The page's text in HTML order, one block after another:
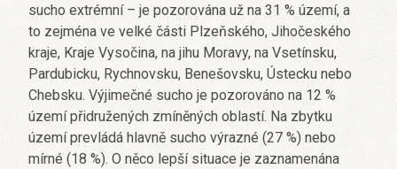
sucho extrémní – je pozorována už na 31 % území, a
to zejména ve velké části Plzeňského, Jihočeského
kraje, Kraje Vysočina, na jihu Moravy, na Vsetínsku,
Pardubicku, Rychnovsku, Benešovsku, Ústecku nebo
Chebsku. Výjimečné sucho je pozorováno na 12 %
území přidružených zmíněných oblastí. Na zbytku
území prevládá hlavně sucho výrazné (27 %) nebo
mírné (18 %). O něco lepší situace je zaznamenána